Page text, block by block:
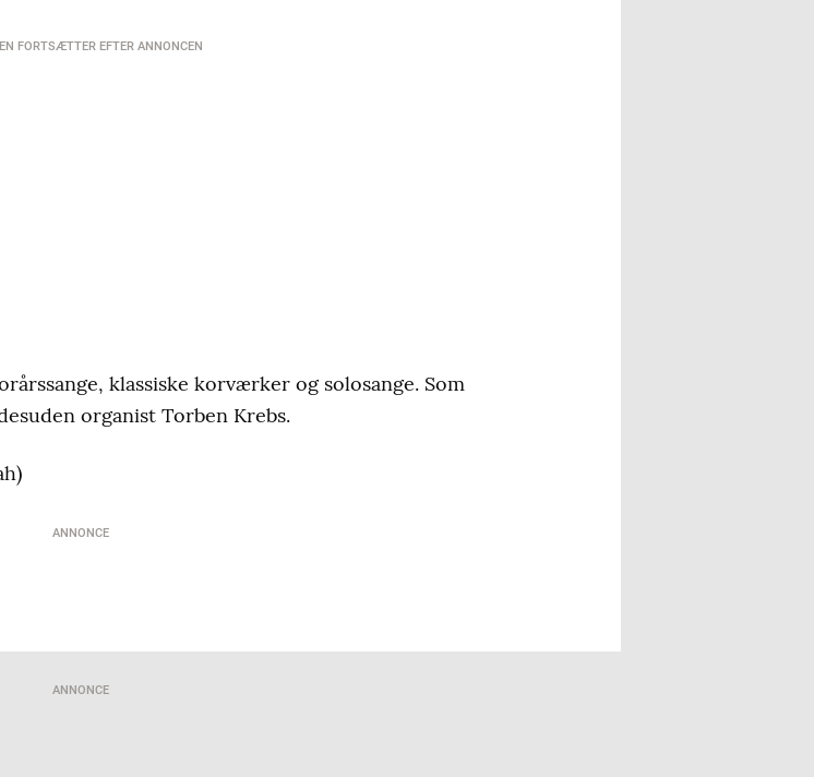
FORTSÆTTER EFTER ANNONCEN
klassiske korværker og solosange. Som
organist Torben Krebs.
ANNONCE
ANNONCE